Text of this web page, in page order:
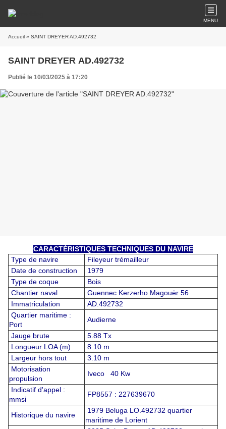
MENU
Accueil » SAINT DREYER AD.492732
SAINT DREYER AD.492732
Publié le 10/03/2025 à 17:20
CARACTÉRISTIQUES TECHNIQUES DU NAVIRE
Type de navire
Fileyeur trémailleur
Date de construction
1979
Type de coque
Bois
Chantier naval
Guennec Kerzerho Magouër 56
Immatriculation
AD.492732
Quartier maritime :
Port
Audierne
Jauge brute
5.88 Tx
Longueur LOA (m)
8.10 m
Largeur hors tout
3.10 m
Motorisation
propulsion
Iveco 40 Kw
Indicatif d'appel :
mmsi
FP8557 : 227639670
Historique du navire
1979 Beluga LO.492732 quartier
maritime de Lorient